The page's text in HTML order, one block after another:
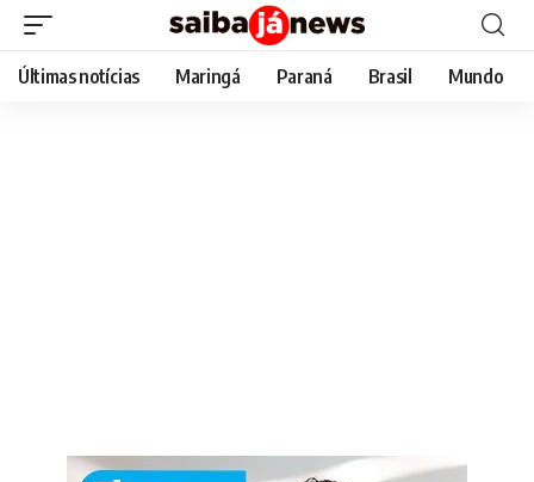
Últimas notícias Maringá Paraná Brasil Mundo